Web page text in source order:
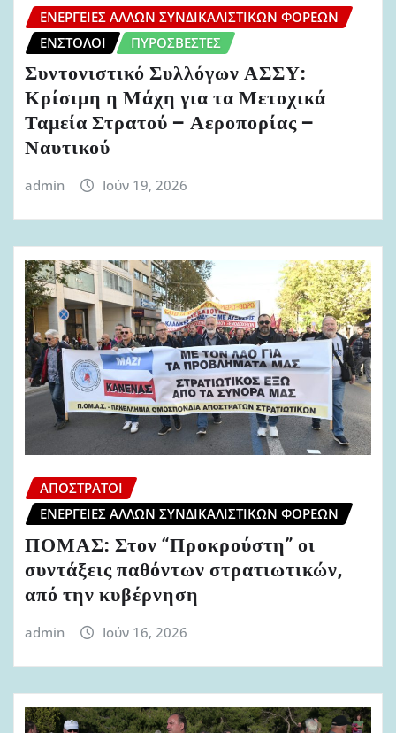
ΕΝΈΡΓΕΙΕΣ ΆΛΛΩΝ ΣΥΝΔΙΚΑΛΙΣΤΙΚΏΝ ΦΟΡΈΩΝ
ΈΝΣΤΟΛΟΙ
ΠΥΡΟΣΒΈΣΤΕΣ
Συντονιστικό Συλλόγων ΑΣΣΥ:
Κρίσιμη η Μάχη για τα Μετοχικά
Ταμεία Στρατού – Αεροπορίας –
Ναυτικού
admin Ιούν 19, 2026
ΑΠΌΣΤΡΑΤΟΙ
ΕΝΈΡΓΕΙΕΣ ΆΛΛΩΝ ΣΥΝΔΙΚΑΛΙΣΤΙΚΏΝ ΦΟΡΈΩΝ
ΠΟΜΑΣ: Στον “Προκρούστη” οι
συντάξεις παθόντων στρατιωτικών,
από την κυβέρνηση
admin Ιούν 16, 2026